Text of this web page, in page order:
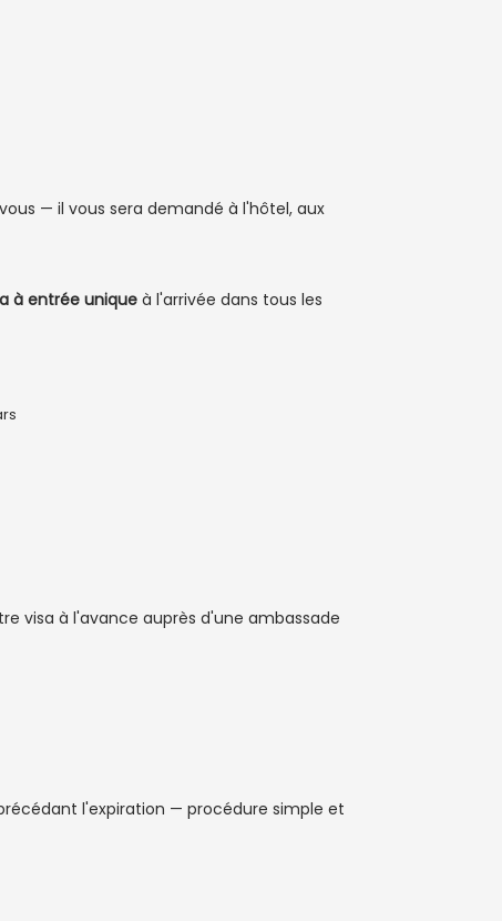
— il vous sera demandé à l'hôtel, aux
à entrée unique à l'arrivée dans tous les
visa à l'avance auprès d'une ambassade
l'expiration — procédure simple et